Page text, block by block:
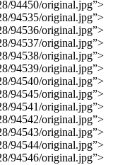
94450/original.jpg”>
94535/original.jpg”>
94536/original.jpg”>
94537/original.jpg”>
94538/original.jpg”>
94539/original.jpg”>
94540/original.jpg”>
94545/original.jpg”>
94541/original.jpg”>
94542/original.jpg”>
94543/original.jpg”>
94544/original.jpg”>
94546/original.jpg”>